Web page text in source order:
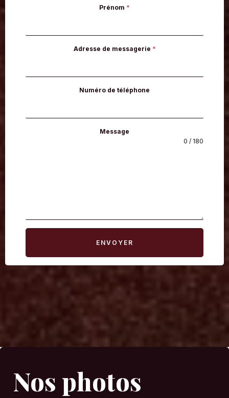
Prénom *
Adresse de messagerie *
Numéro de téléphone
Message
0 / 180
ENVOYER
Nos photos